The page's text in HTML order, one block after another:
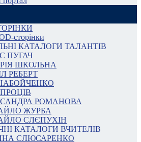
сторінки
КАТАЛОГИ ТАЛАНТІВ
ПУГАЧ
ШКОЛЬНА
РЕБЕРТ
РОМАНОВА
ЖУРБА
СЛЄПУХІН
КАТАЛОГИ ВЧИТЕЛІВ
СЛЮСАРЕНКО